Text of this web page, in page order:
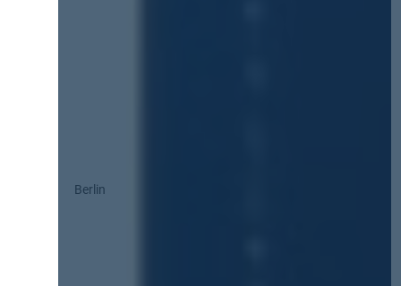
Berlin